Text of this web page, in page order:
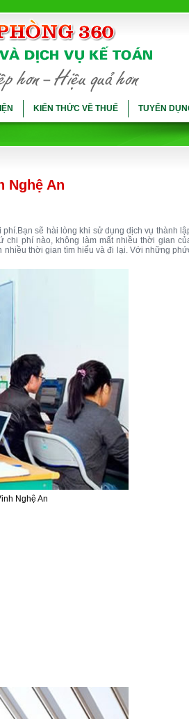
KIẾN THỨC VỀ THUẾ TUYỂN
Nghệ An
sẽ hài lòng khi sử dụng dịch vụ thành
chi phí nào, không làm mất nhiều thời gian
nhiều thời gian tìm hiểu và đi lại. Với những
Nghệ An